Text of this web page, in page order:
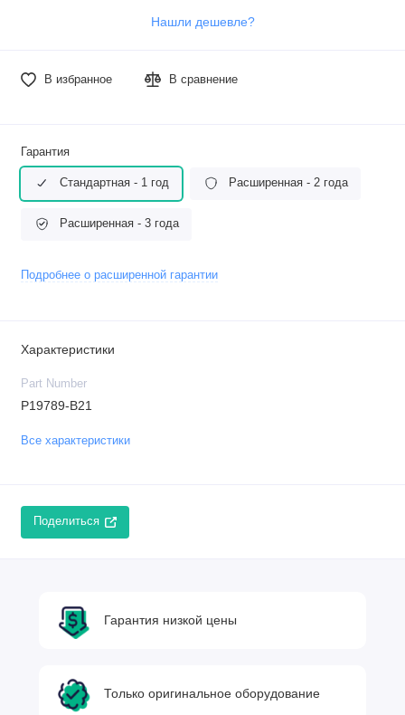
Нашли дешевле?
В избранное В сравнение
Гарантия
Стандартная - 1 год Расширенная - 2 года
Расширенная - 3 года
Подробнее о расширенной гарантии
Характеристики
Part Number
P19789-B21
Все характеристики
Поделиться
Гарантия низкой цены
Только оригинальное оборудование